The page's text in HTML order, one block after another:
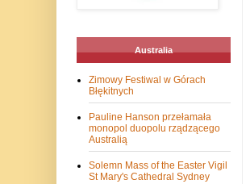
Australia
Zimowy Festiwal w Górach
Błękitnych
Pauline Hanson przełamała
monopol duopolu rządzącego
Australią
Solemn Mass of the Easter Vigil
St Mary's Cathedral Sydney